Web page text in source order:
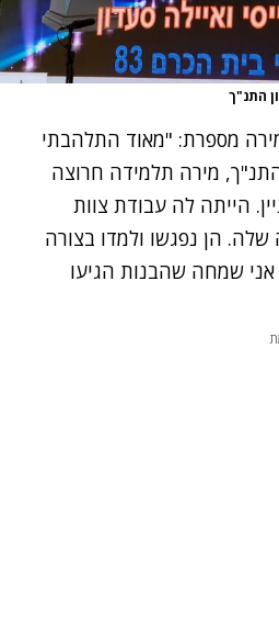
התנ"ך
מספרת: "מאוד התלהבתי
מירה תלמידה חרוצה
הייתה לה עבודת צוות
הן נפגשו ולמדו בצורה
שמחה שהבנות הגיעו